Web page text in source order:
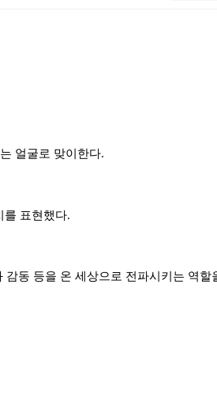
얼굴로 맞이한다.
를 표현했다.
감동 등을 온 세상으로 전파시키는 역할